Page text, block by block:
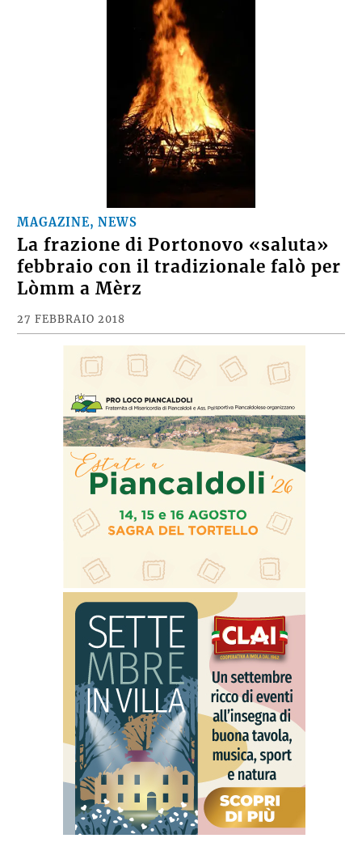
MAGAZINE, NEWS
La frazione di Portonovo «saluta»
febbraio con il tradizionale falò per
Lòmm a Mèrz
27 FEBBRAIO 2018